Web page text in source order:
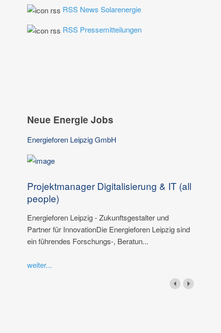
RSS News Solarenergie
RSS Pressemitteilungen
Neue Energie Jobs
Energieforen Leipzig GmbH
Projektmanager Digitalisierung & IT (all
people)
Energieforen Leipzig - Zukunftsgestalter und
Partner für InnovationDie Energieforen Leipzig sind
ein führendes Forschungs-, Beratun...
weiter...